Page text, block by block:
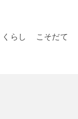
くらし こそだて